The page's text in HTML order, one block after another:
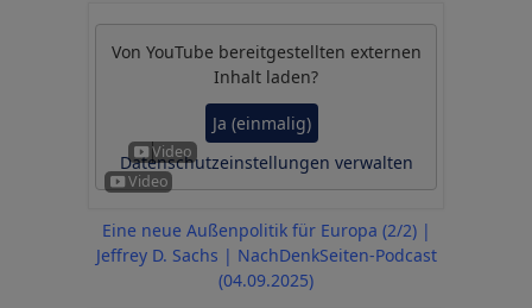
Von YouTube bereitgestellten externen
Inhalt laden?
Ja (einmalig)
Datenschutzeinstellungen verwalten
Eine neue Außenpolitik für Europa (2/2) |
Jeffrey D. Sachs | NachDenkSeiten-Podcast
(04.09.2025)